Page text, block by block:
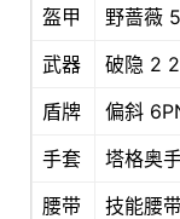
盔甲
野蔷薇
武器
破隐 2
盾牌
偏斜
手套
塔格奥
腰带
技能腰